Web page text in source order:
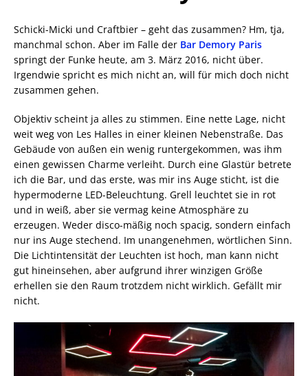
Schicki-Micki und Craftbier – geht das zusammen? Hm, tja,
manchmal schon. Aber im Falle der Bar Demory Paris
springt der Funke heute, am 3. März 2016, nicht über.
Irgendwie spricht es mich nicht an, will für mich doch nicht
zusammen gehen.
Objektiv scheint ja alles zu stimmen. Eine nette Lage, nicht
weit weg von Les Halles in einer kleinen Nebenstraße. Das
Gebäude von außen ein wenig runtergekommen, was ihm
einen gewissen Charme verleiht. Durch eine Glastür betrete
ich die Bar, und das erste, was mir ins Auge sticht, ist die
hypermoderne LED-Beleuchtung. Grell leuchtet sie in rot
und in weiß, aber sie vermag keine Atmosphäre zu
erzeugen. Weder disco-mäßig noch spacig, sondern einfach
nur ins Auge stechend. Im unangenehmen, wörtlichen Sinn.
Die Lichtintensität der Leuchten ist hoch, man kann nicht
gut hineinsehen, aber aufgrund ihrer winzigen Größe
erhellen sie den Raum trotzdem nicht wirklich. Gefällt mir
nicht.